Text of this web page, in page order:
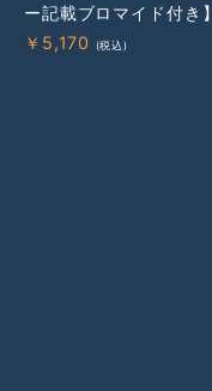
ー記載ブロマイド付き】
￥ 5,170